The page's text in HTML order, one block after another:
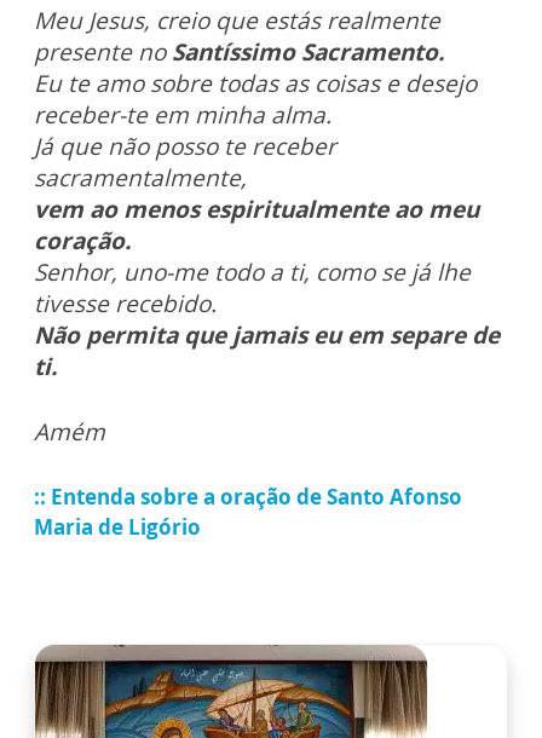
Meu Jesus, creio que estás realmente
presente noSantíssimo Sacramento.
Eu te amo sobre todas as coisas e desejo
receber-te em minha alma.
Já que não posso te receber
sacramentalmente,
vem ao menos espiritualmente ao meu
coração.
Senhor, uno-me todo a ti, como se já lhe
tivesse recebido.
Não permita que jamais eu em separe de
ti.
Amém
:: Entenda sobre a oração de Santo Afonso
Maria de Ligório